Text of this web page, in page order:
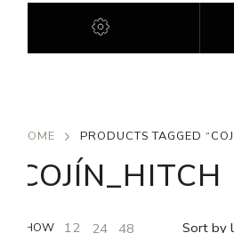
HOME PRODUCTS TAGGED
COJÍN_HITCH
SHOW 12 24 48